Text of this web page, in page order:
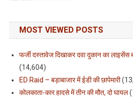
MOST VIEWED POSTS
फर्जी दस्तावेज दिखाकर दवा दुकान का लाइसेंस
(14,604)
ED Raid – बड़ाबाजार में ईडी की छापेमारी
कोलकाता-कार हादसे में तीन की मौत, दो घायल